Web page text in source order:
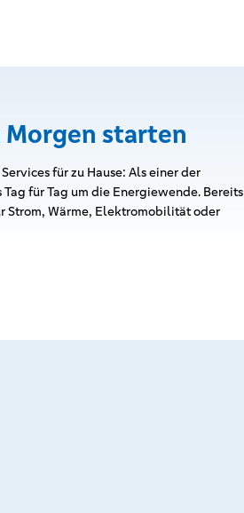
Morgen starten
für zu Hause: Als einer der
für Tag um die Energiewende. Bereits
Strom, Wärme, Elektromobilität oder